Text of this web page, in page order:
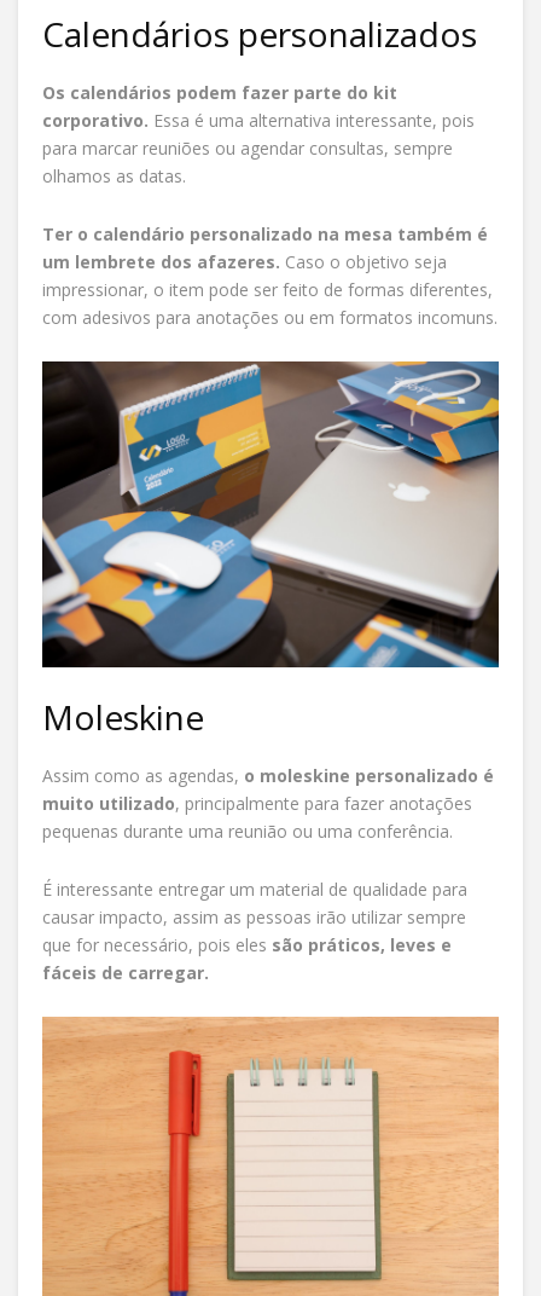
Calendários personalizados
Os calendários podem fazer parte do kit
corporativo. Essa é uma alternativa interessante, pois
para marcar reuniões ou agendar consultas, sempre
olhamos as datas.
Ter o calendário personalizado na mesa também é
um lembrete dos afazeres. Caso o objetivo seja
impressionar, o item pode ser feito de formas diferentes,
com adesivos para anotações ou em formatos incomuns.
Moleskine
Assim como as agendas, o moleskine personalizado é
muito utilizado, principalmente para fazer anotações
pequenas durante uma reunião ou uma conferência.
É interessante entregar um material de qualidade para
causar impacto, assim as pessoas irão utilizar sempre
que for necessário, pois eles são práticos, leves e
fáceis de carregar.